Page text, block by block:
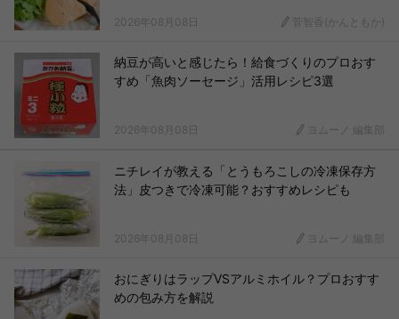
2026年08月08日 菅智香(かんともか)
納豆が高いと感じたら！給食づくりのプロおす
すめ「魚肉ソーセージ」活用レシピ3選
2026年08月08日 ヨムーノ 編集部
ニチレイが教える「とうもろこしの冷凍保存方
法」皮つきで冷凍可能？おすすめレシピも
2026年08月08日 ヨムーノ 編集部
おにぎりはラップVSアルミホイル？プロおすす
めの包み方を解説